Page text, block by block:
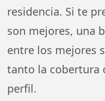
residencia. Si te
son mejores, una
entre los mejores
tanto la cobertura
perfil.